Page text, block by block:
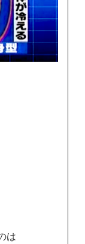
は